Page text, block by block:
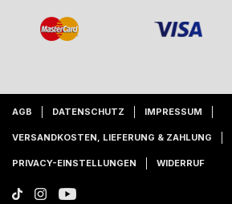
AGB DATENSCHUTZ IMPRESSUM
VERSANDKOSTEN, LIEFERUNG & ZAHLUNG
PRIVACY-EINSTELLUNGEN WIDERRUF